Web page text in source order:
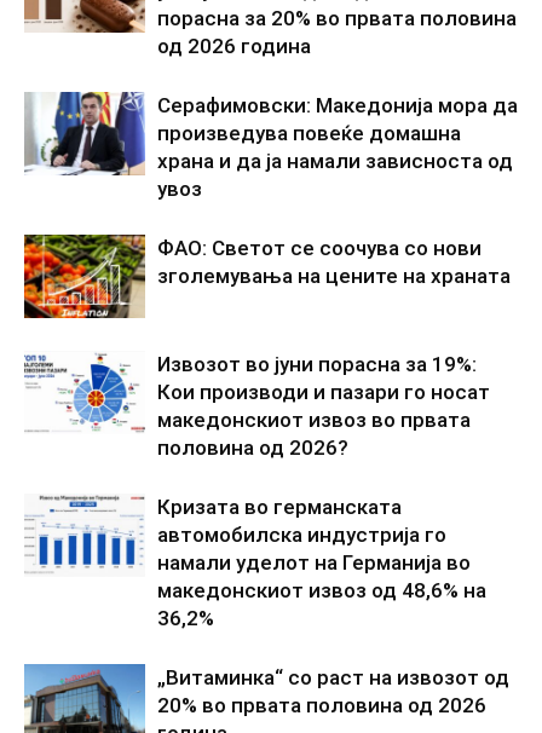
порасна за 20% во првата половина
од 2026 година
Серафимовски: Македонија мора да
произведува повеќе домашна
храна и да ја намали зависноста од
увоз
ФАО: Светот се соочува со нови
зголемувања на цените на храната
Извозот во јуни порасна за 19%:
Кои производи и пазари го носат
македонскиот извоз во првата
половина од 2026?
Кризата во германската
автомобилска индустрија го
намали уделот на Германија во
македонскиот извоз од 48,6% на
36,2%
„Витаминка“ со раст на извозот од
20% во првата половина од 2026